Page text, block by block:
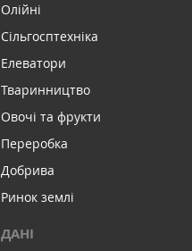
Олійні
Сільгосптехніка
Елеватори
Тваринництво
Овочі та фрукти
Переробка
Добрива
Ринок землі
ДАНІ